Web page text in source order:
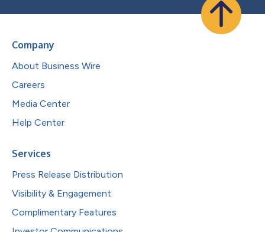
Company
About Business Wire
Careers
Media Center
Help Center
Services
Press Release Distribution
Visibility & Engagement
Complimentary Features